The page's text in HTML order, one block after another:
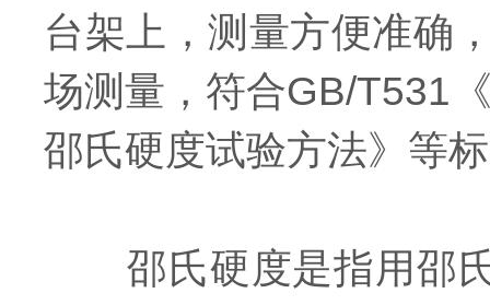
台架上，测量方便准确
场测量，符合GB/T531
邵氏硬度试验方法》等
邵氏硬度是指用邵氏